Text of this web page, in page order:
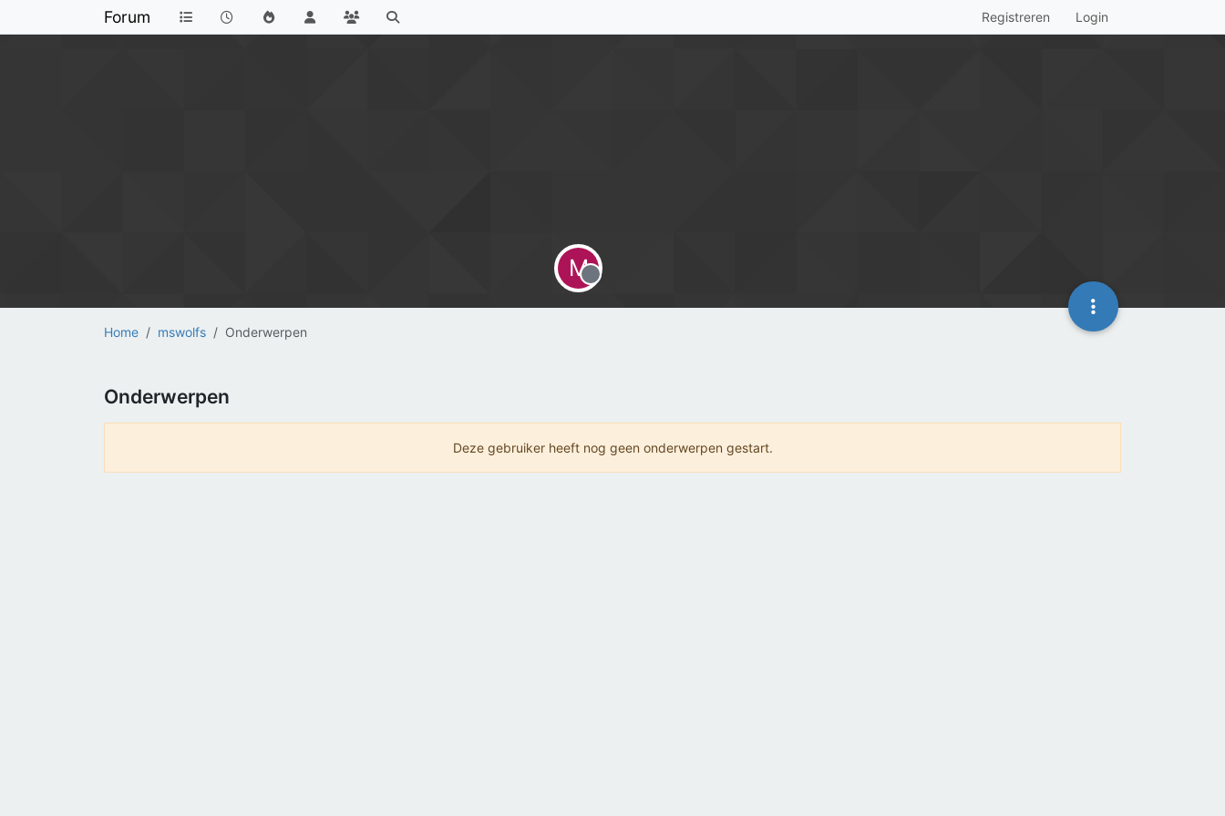
Forum Registreren Login
Home mswolfs Onderwerpen
M
Offline
Onderwerpen
Deze gebruiker heeft nog geen onderwerpen gestart.